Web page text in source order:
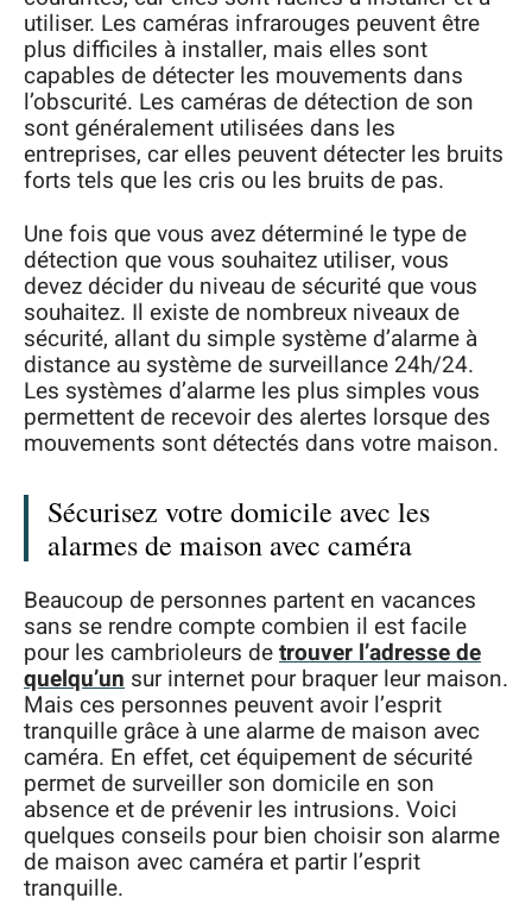
utiliser. Les caméras infrarouges peuvent être
plus difficiles à installer, mais elles sont
capables de détecter les mouvements dans
l’obscurité. Les caméras de détection de son
sont généralement utilisées dans les
entreprises, car elles peuvent détecter les bruits
forts tels que les cris ou les bruits de pas.
Une fois que vous avez déterminé le type de
détection que vous souhaitez utiliser, vous
devez décider du niveau de sécurité que vous
souhaitez. Il existe de nombreux niveaux de
sécurité, allant du simple système d’alarme à
distance au système de surveillance 24h/24.
Les systèmes d’alarme les plus simples vous
permettent de recevoir des alertes lorsque des
mouvements sont détectés dans votre maison.
Sécurisez votre domicile avec les
alarmes de maison avec caméra
Beaucoup de personnes partent en vacances
sans se rendre compte combien il est facile
pour les cambrioleurs detrouver l’adresse de
quelqu’un sur internet pour braquer leur maison.
Mais ces personnes peuvent avoir l’esprit
tranquille grâce à une alarme de maison avec
caméra. En effet, cet équipement de sécurité
permet de surveiller son domicile en son
absence et de prévenir les intrusions. Voici
quelques conseils pour bien choisir son alarme
de maison avec caméra et partir l’esprit
tranquille.